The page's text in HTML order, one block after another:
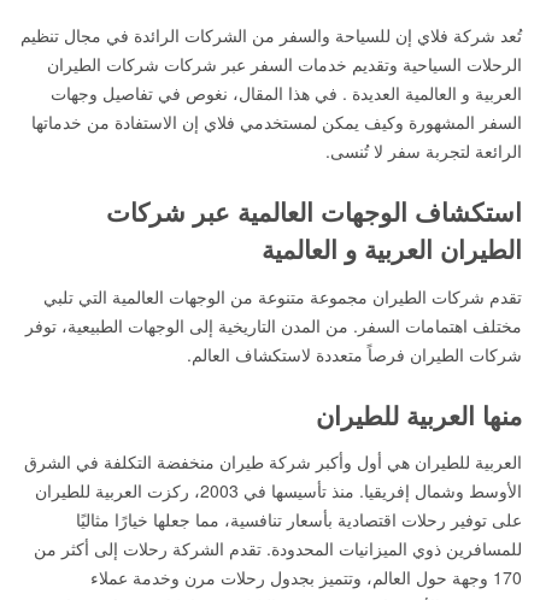
تُعد شركة فلاي إن للسياحة والسفر من الشركات الرائدة في مجال تنظيم
الرحلات السياحية وتقديم خدمات السفر عبر شركات شركات الطيران
العربية و العالمية العديدة . في هذا المقال، نغوص في تفاصيل وجهات
السفر المشهورة وكيف يمكن لمستخدمي فلاي إن الاستفادة من خدماتها
الرائعة لتجربة سفر لا تُنسى.
استكشاف الوجهات العالمية عبر شركات
الطيران العربية و العالمية
تقدم شركات الطيران مجموعة متنوعة من الوجهات العالمية التي تلبي
مختلف اهتمامات السفر. من المدن التاريخية إلى الوجهات الطبيعية، توفر
شركات الطيران فرصاً متعددة لاستكشاف العالم.
منها العربية للطيران
العربية للطيران هي أول وأكبر شركة طيران منخفضة التكلفة في الشرق
الأوسط وشمال إفريقيا. منذ تأسيسها في 2003، ركزت العربية للطيران
على توفير رحلات اقتصادية بأسعار تنافسية، مما جعلها خيارًا مثاليًا
للمسافرين ذوي الميزانيات المحدودة. تقدم الشركة رحلات إلى أكثر من
170 وجهة حول العالم، وتتميز بجدول رحلات مرن وخدمة عملاء